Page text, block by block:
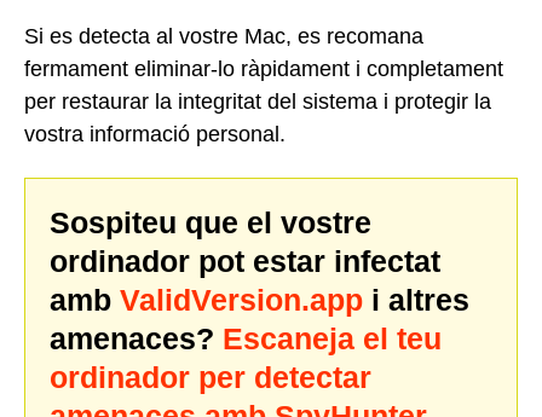
Si es detecta al vostre Mac, es recomana
fermament eliminar-lo ràpidament i completament
per restaurar la integritat del sistema i protegir la
vostra informació personal.
Sospiteu que el vostre
ordinador pot estar infectat
amb ValidVersion.app i altres
amenaces? Escaneja el teu
ordinador per detectar